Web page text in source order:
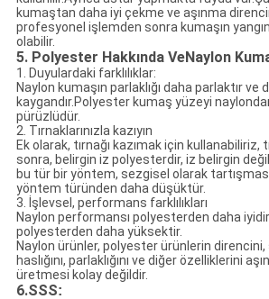
kumaştan daha iyi çekme ve aşınma
profesyonel işlemden sonra kumaşın
olabilir.
5. Polyester Hakkında VeNaylon
1. Duyulardaki farklılıklar:
Naylon kumaşın parlaklığı daha parlaktır ve
kaygandır.Polyester kumaş yüzeyi
pürüzlüdür.
2. Tırnaklarınızla kazıyın
Ek olarak, tırnağı kazımak için kullanabiliriz,
sonra, belirgin iz polyesterdir, iz belirgin
bu tür bir yöntem, sezgisel olarak
yöntem türünden daha düşüktür.
3. İşlevsel, performans farklılıkları
Naylon performansı polyesterden daha
polyesterden daha yüksektir.
Naylon ürünler, polyester ürünlerin
haslığını, parlaklığını ve diğer özelliklerini
üretmesi kolay değildir.
6.SSS: